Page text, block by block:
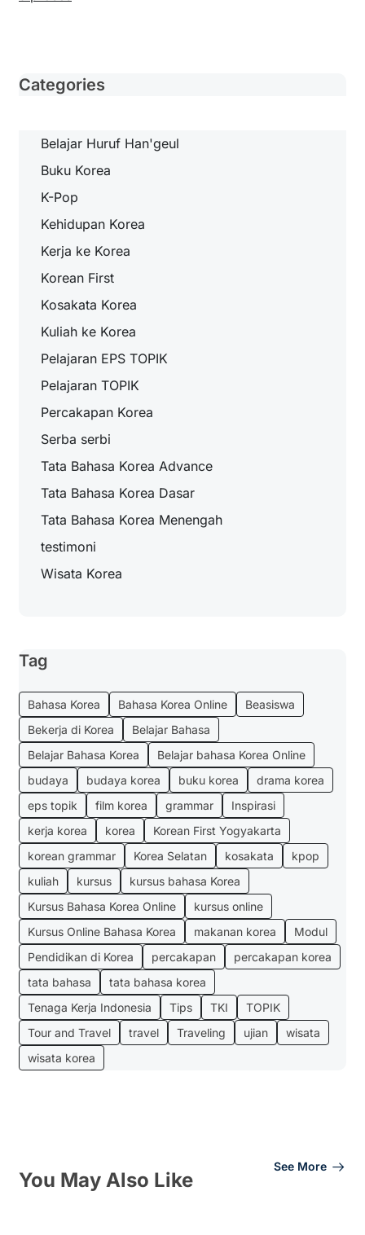
Categories
Belajar Huruf Han'geul
Buku Korea
K-Pop
Kehidupan Korea
Kerja ke Korea
Korean First
Kosakata Korea
Kuliah ke Korea
Pelajaran EPS TOPIK
Pelajaran TOPIK
Percakapan Korea
Serba serbi
Tata Bahasa Korea Advance
Tata Bahasa Korea Dasar
Tata Bahasa Korea Menengah
testimoni
Wisata Korea
Tag
Bahasa Korea Bahasa Korea Online
Beasiswa
Bekerja di Korea
Belajar Bahasa
Belajar Bahasa Korea
Belajar bahasa Korea Online
budaya
budaya korea buku korea
drama korea
eps topik
film korea grammar
Inspirasi
kerja korea
korea
Korean First Yogyakarta
korean grammar
Korea Selatan kosakata
kpop
kuliah
kursus
kursus bahasa Korea
Kursus Bahasa Korea Online
kursus online
Kursus Online Bahasa Korea
makanan korea
Modul
Pendidikan di Korea
percakapan
percakapan korea
tata bahasa
tata bahasa korea
Tenaga Kerja Indonesia
Tips TKI
TOPIK
Tour and Travel
travel Traveling ujian
wisata
wisata korea
You May Also Like
See More